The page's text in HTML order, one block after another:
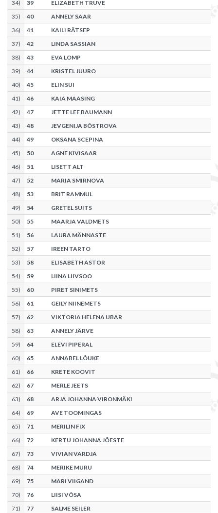
34) 39
ELIZABETH TRUVE
35) 40
ANNELY SAAR
36) 41
KAILI RÄTSEP
37) 42
LINDA SASSIAN
38) 43
EVA LOMP
39) 44
KRISTEL JUURO
40) 45
ELIN SUI
41) 46
KAIA MAASING
42) 47
JETTE LEE BAUMANN
43) 48
JEVGENIJA BÕSTROVA
44) 49
OKSANA SCEPINA
45) 50
AGNE KIVISAAR
46) 51
LISETT ALT
47) 52
MARIA SMIRNOVA
48) 53
BRIT RAMMUL
49) 54
GRETEL SUITS
50) 55
MAARJA VALDMETS
51) 56
LAURA MÄNNASTE
52) 57
IREEN TARTO
53) 58
ELISABETH ASTOR
54) 59
LIINA LIIVSOO
55) 60
PIRET SINIMETS
56) 61
GEILY NIINEMETS
57) 62
VIKTORIA HELENA UBAR
58) 63
ANNELY JÄRVE
59) 64
ELEVI PIPERAL
60) 65
ANNABEL LÕUKE
61) 66
KRETE KOOVIT
62) 67
MERLE JEETS
63) 68
ARJA JOHANNA VIRONMÄKI
64) 69
AVE TOOMINGAS
65) 71
MERILIN FIX
66) 72
KERTU JOHANNA JÕESTE
67) 73
VIVIAN VARDJA
68) 74
MERIKE MURU
69) 75
MARI VIIGAND
70) 76
LIISI VÕSA
71) 77
SALME SEILER